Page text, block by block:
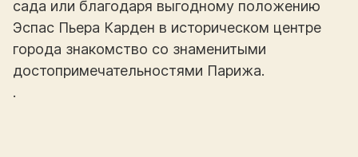
сада или благодаря выгодному положению
Эспас Пьера Карден в историческом центре
города знакомство со знаменитыми
достопримечательностями Парижа.
.